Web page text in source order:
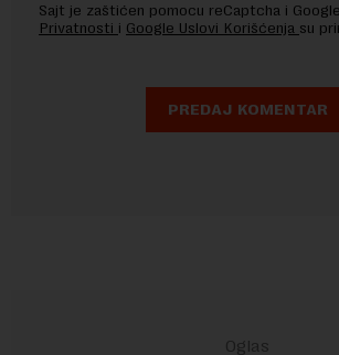
Sajt je zaštićen pomocu reCaptcha i Google.
Privatnosti i Google Uslovi Korišćenja su